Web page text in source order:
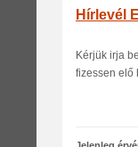
Hírlevél
Kérjük irja
fizessen elő